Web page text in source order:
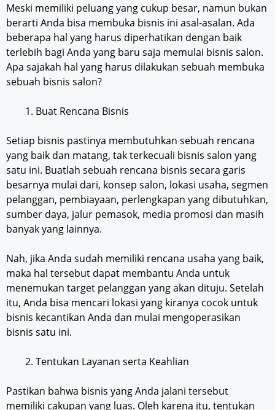
Meski memiliki peluang yang cukup besar, namun bukan
berarti Anda bisa membuka bisnis ini asal-asalan. Ada
beberapa hal yang harus diperhatikan dengan baik
terlebih bagi Anda yang baru saja memulai bisnis salon.
Apa sajakah hal yang harus dilakukan sebuah membuka
sebuah bisnis salon?
Buat Rencana Bisnis
Setiap bisnis pastinya membutuhkan sebuah rencana
yang baik dan matang, tak terkecuali bisnis salon yang
satu ini. Buatlah sebuah rencana bisnis secara garis
besarnya mulai dari, konsep salon, lokasi usaha, segmen
pelanggan, pembiayaan, perlengkapan yang dibutuhkan,
sumber daya, jalur pemasok, media promosi dan masih
banyak yang lainnya.
Nah, jika Anda sudah memiliki rencana usaha yang baik,
maka hal tersebut dapat membantu Anda untuk
menemukan target pelanggan yang akan dituju. Setelah
itu, Anda bisa mencari lokasi yang kiranya cocok untuk
bisnis kecantikan Anda dan mulai mengoperasikan
bisnis satu ini.
Tentukan Layanan serta Keahlian
Pastikan bahwa bisnis yang Anda jalani tersebut
memiliki cakupan yang luas. Oleh karena itu, tentukan